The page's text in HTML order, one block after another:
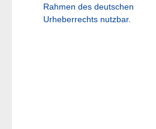
Rahmen des deutschen
Urheberrechts nutzbar.